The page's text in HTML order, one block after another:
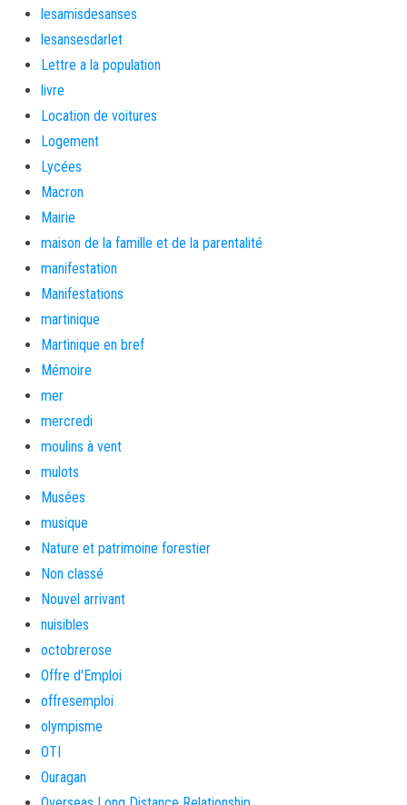
lesamisdesanses
lesansesdarlet
Lettre a la population
livre
Location de voitures
Logement
Lycées
Macron
Mairie
maison de la famille et de la parentalité
manifestation
Manifestations
martinique
Martinique en bref
Mémoire
mer
mercredi
moulins à vent
mulots
Musées
musique
Nature et patrimoine forestier
Non classé
Nouvel arrivant
nuisibles
octobrerose
Offre d'Emploi
offresemploi
olympisme
OTI
Ouragan